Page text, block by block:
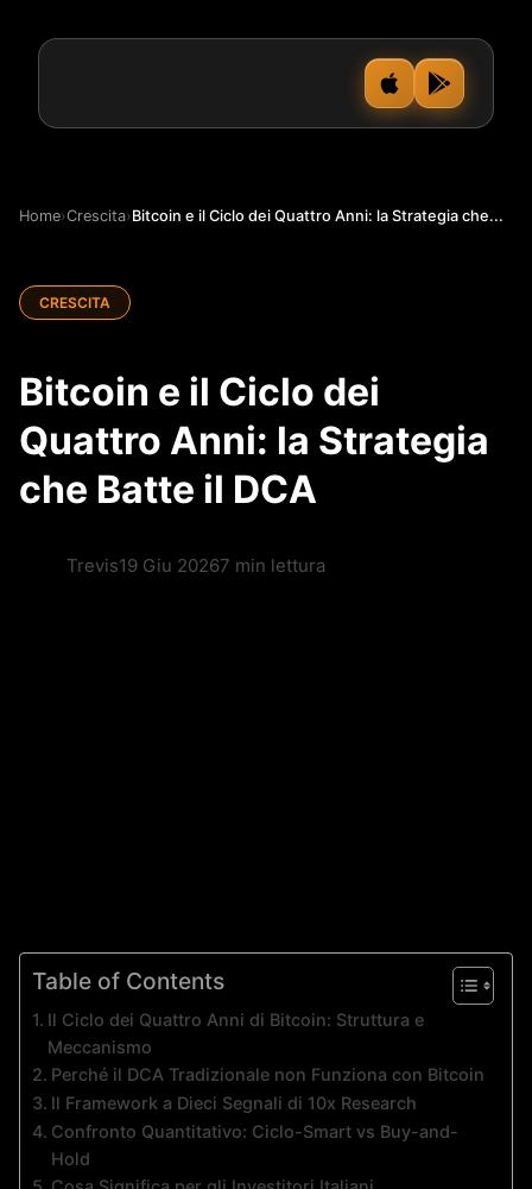
Home›Crescita›Bitcoin e il Ciclo dei Quattro Anni: la Strategia che...
CRESCITA
Bitcoin e il Ciclo dei
Quattro Anni: la Strategia
che Batte il DCA
Trevis19 Giu 20267 min lettura
Table of Contents
Il Ciclo dei Quattro Anni di Bitcoin: Struttura e
Meccanismo
Perché il DCA Tradizionale non Funziona con Bitcoin
Il Framework a Dieci Segnali di 10x Research
Confronto Quantitativo: Ciclo-Smart vs Buy-and-
Hold